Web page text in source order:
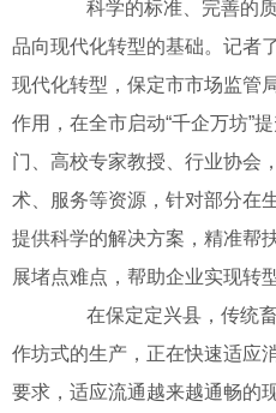
科学的标准、完善的质
品向现代化转型的基础。记者
现代化转型，保定市市场监管
作用，在全市启动“千企万坊”
门、高校专家教授、行业协会
术、服务等资源，针对部分在
提供科学的解决方案，精准帮
展堵点难点，帮助企业实现转型
在保定定兴县，传统畜
作坊式的生产，正在快速适应
要求，适应流通越来越通畅的